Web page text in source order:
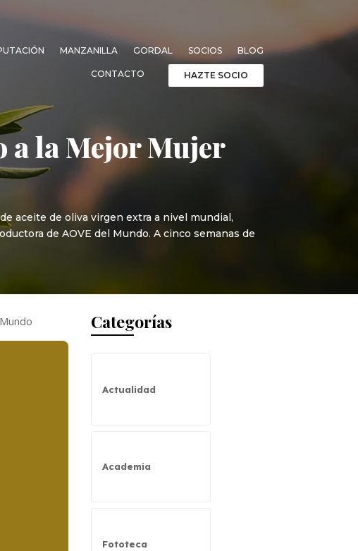
MANZANILLA GORDAL SOCIOS BLOG
CONTACTO HAZTE SOCIO
a la Mejor Mujer
aceite de oliva virgen extra a nivel mundial,
de AOVE del Mundo. A cinco semanas de
Categorías
Actualidad
Academia
Fototeca